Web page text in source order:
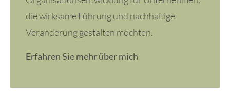
die wirksame Führung und nachhaltige
Veränderung gestalten möchten.
Erfahren Sie mehr über mich